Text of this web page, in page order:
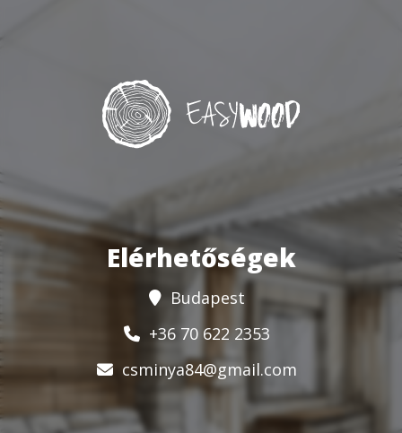
Elérhetőségek
Budapest
+36 70 622 2353
csminya84@gmail.com